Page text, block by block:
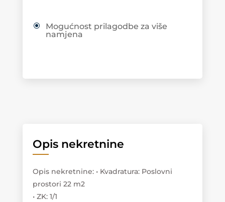
Mogućnost prilagodbe za više
namjena
Opis nekretnine
Opis nekretnine: • Kvadratura: Poslovni
prostori 22 m2
• ZK: 1/1